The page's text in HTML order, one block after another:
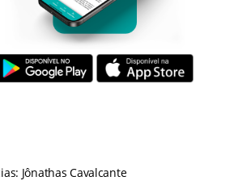
Jônathas Cavalcante